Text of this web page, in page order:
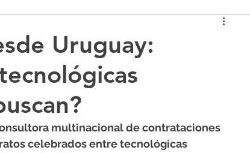
Uruguay:
multinacional de contrataciones
celebrados entre tecnológicas